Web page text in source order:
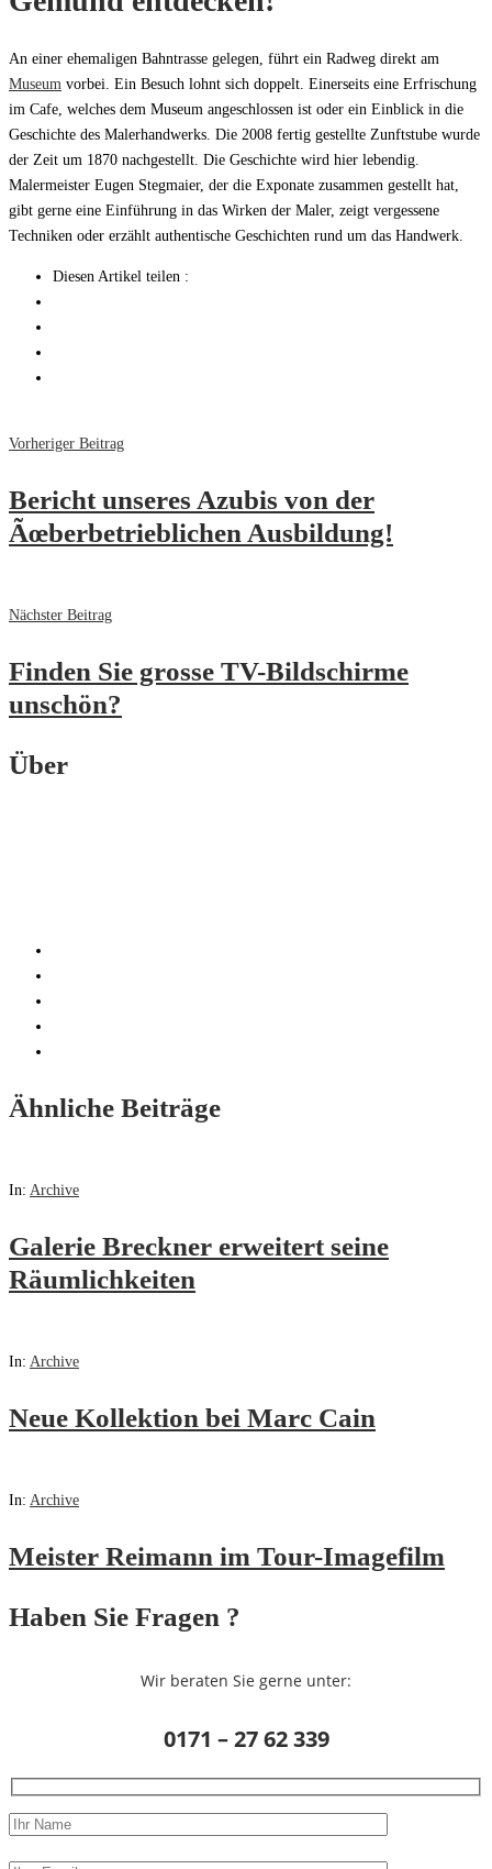
An einer ehemaligen Bahntrasse gelegen, führt ein Radweg direkt am
Museum vorbei. Ein Besuch lohnt sich doppelt. Einerseits eine Erfrischung
im Cafe, welches dem Museum angeschlossen ist oder ein Einblick in die
Geschichte des Malerhandwerks. Die 2008 fertig gestellte Zunftstube wurde
der Zeit um 1870 nachgestellt. Die Geschichte wird hier lebendig.
Malermeister Eugen Stegmaier, der die Exponate zusammen gestellt hat,
gibt gerne eine Einführung in das Wirken der Maler, zeigt vergessene
Techniken oder erzählt authentische Geschichten rund um das Handwerk.
Diesen Artikel teilen :
Vorheriger Beitrag
Bericht unseres Azubis von der
Ãœberbetrieblichen Ausbildung!
Nächster Beitrag
Finden Sie grosse TV-Bildschirme
unschön?
Über
Ähnliche Beiträge
In: Archive
Galerie Breckner erweitert seine
Räumlichkeiten
In: Archive
Neue Kollektion bei Marc Cain
In: Archive
Meister Reimann im Tour-Imagefilm
Haben Sie Fragen ?
Wir beraten Sie gerne unter:
0171 – 27 62 339